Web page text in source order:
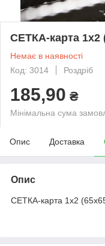
СЕТКА-карта 1х2
Немає в наявності
Код: 3014
Роздріб
185,90 ₴
Мінімальна сума
Опис Доставка
Опис
СЕТКА-карта 1х2